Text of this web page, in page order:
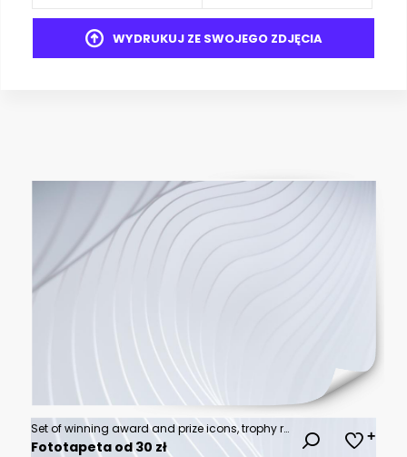
WYDRUKUJ ZE SWOJEGO ZDJĘCIA
Set of winning award and prize icons, trophy reward, victory trophy signs depicting an award, victory cup achievement, winner medal - stock vector
Fototapeta od 30 zł